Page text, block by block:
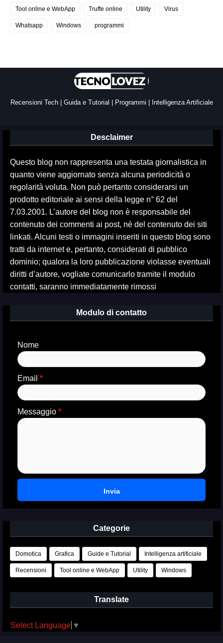
Tool online e WebApp Truffe online Utility Virus
Whatsapp Windows programmi
Recensioni Tech | Guida e Tutorial | Programmi | Intelligenza Artificiale
Desclaimer
Questo blog non rappresenta una testata giornalistica in
quanto viene aggiornato senza alcuna periodicità o
regolarità voluta. Non può pertanto considerarsi un
prodotto editoriale ai sensi della legge n° 62 del
7.03.2001. L’autore del blog non è responsabile del
contenuto dei commenti ai post, nè del contenuto dei siti
linkati. Alcuni testi o immagini inseriti in questo blog sono
tratti da internet e, pertanto, considerati di pubblico
dominio; qualora la loro pubblicazione violasse eventuali
diritti d’autore, vogliate comunicarlo tramite il modulo
contatti, saranno immediatamente rimossi
Modulo di contatto
Nome
Email *
Messaggio *
Categorie
Domotica Grafica Guide e Tutorial Intelligenza artificiale
Recensioni Tool online e WebApp Utility Windows
Translate
Select Language ▼